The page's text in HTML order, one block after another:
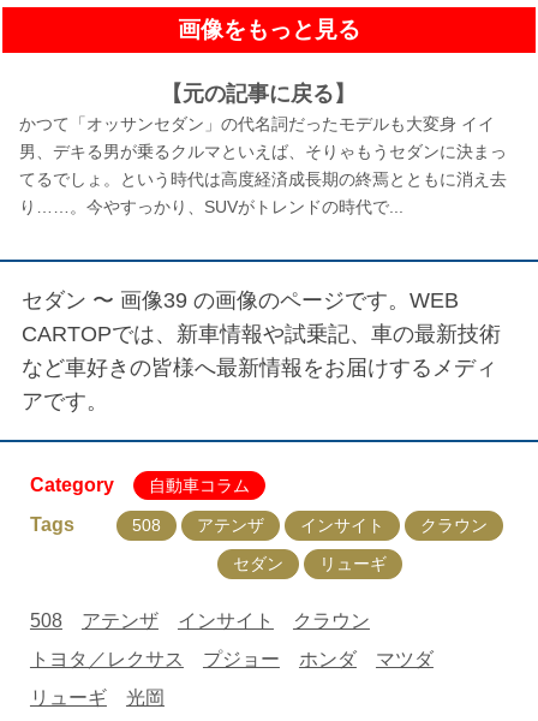
画像をもっと見る
【元の記事に戻る】
かつて「オッサンセダン」の代名詞だったモデルも大変身 イイ
男、デキる男が乗るクルマといえば、そりゃもうセダンに決まっ
てるでしょ。という時代は高度経済成長期の終焉とともに消え去
り……。今やすっかり、SUVがトレンドの時代で...
セダン 〜 画像39 の画像のページです。WEB
CARTOPでは、新車情報や試乗記、車の最新技術
など車好きの皆様へ最新情報をお届けするメディ
アです。
Category 自動車コラム
Tags 508 アテンザ インサイト
クラウン
セダン
リューギ
508 アテンザ インサイト
クラウン
トヨタ／レクサス
プジョー ホンダ
マツダ
リューギ
光岡